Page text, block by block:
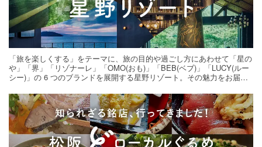
「旅を楽しくする」をテーマに、旅の目的や過ごし方にあわせて「星の
や」「界」「リゾナーレ」「OMO(おも)」「BEB(ベブ)」「LUCY(ルー
シー)」の 6 つのブランドを展開する星野リゾート。その魅力をお届け